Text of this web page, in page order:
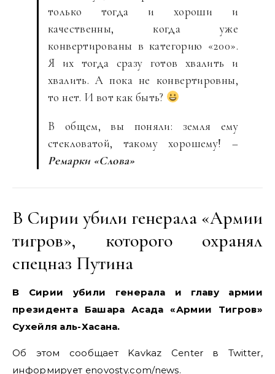
только тогда и хороши и
качественны, когда уже
конвертированы в категорию «200».
Я их тогда сразу готов хвалить и
хвалить. А пока не конвертировны,
то нет. И вот как быть?
В общем, вы поняли: земля ему
стекловатой, такому хорошему! –
Ремарки «Слова»
В Сирии убили генерала «Армии
тигров», которого охранял
спецназ Путина
В Сирии убили генерала и главу армии
президента Башара Асада «Армии Тигров»
Сухейля аль-Хасана.
Об этом сообщает Kavkaz Center в Twitter,
информирует enovosty.com/news.